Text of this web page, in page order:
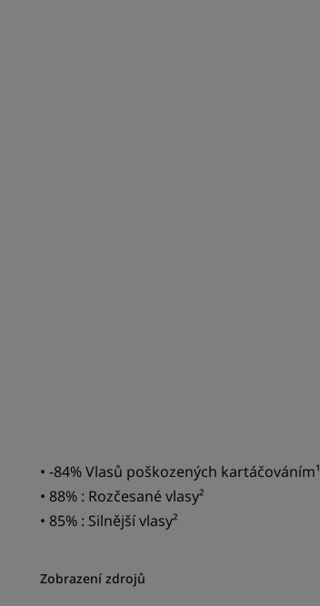
• -84% Vlasů poškozených kartáčováním¹
• 88% : Rozčesané vlasy²
• 85% : Silnější vlasy²
Zobrazení zdrojů